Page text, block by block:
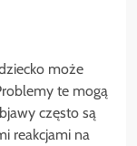
może
te mogą
często są
reakcjami na